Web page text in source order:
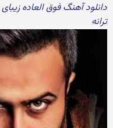
دانلود آهنگ فوق العاده زیبای
ترانه